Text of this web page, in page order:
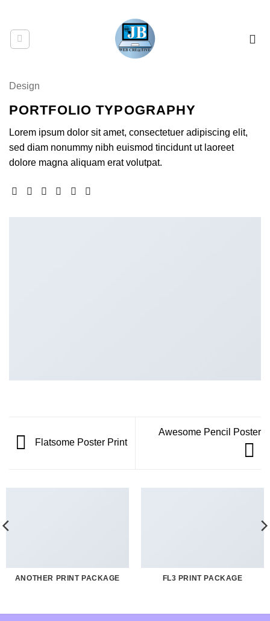
contenido
Design
PORTFOLIO TYPOGRAPHY
Lorem ipsum dolor sit amet, consectetuer adipiscing elit,
sed diam nonummy nibh euismod tincidunt ut laoreet
dolore magna aliquam erat volutpat.
Flatsome Poster Print
Awesome Pencil Poster
ANOTHER PRINT PACKAGE FL3 PRINT PACKAGE